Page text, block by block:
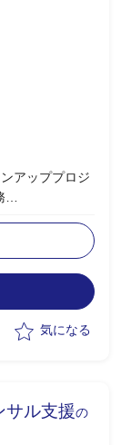
アッププロジ
気になる
サル支援の